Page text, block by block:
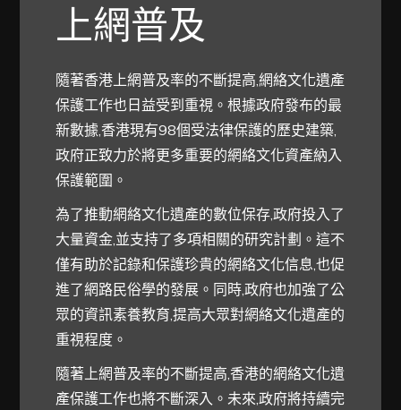
上網普及
隨著香港上網普及率的不斷提高,網絡文化遺產
保護工作也日益受到重視。根據政府發布的最
新數據,香港現有98個受法律保護的歷史建築,
政府正致力於將更多重要的網絡文化資產納入
保護範圍。
為了推動網絡文化遺產的數位保存,政府投入了
大量資金,並支持了多項相關的研究計劃。這不
僅有助於記錄和保護珍貴的網絡文化信息,也促
進了網路民俗學的發展。同時,政府也加強了公
眾的資訊素養教育,提高大眾對網絡文化遺產的
重視程度。
隨著上網普及率的不斷提高,香港的網絡文化遺
產保護工作也將不斷深入。未來,政府將持續完